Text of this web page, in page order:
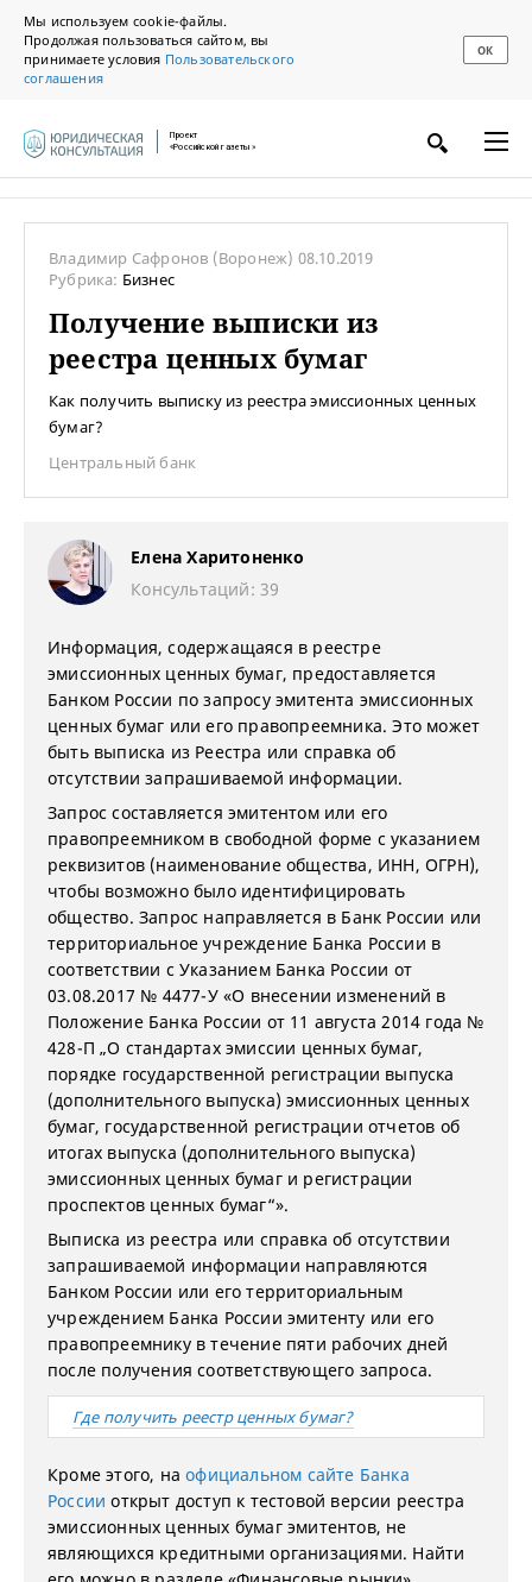
Мы используем cookie-файлы.
Продолжая пользоваться сайтом, вы
принимаете условия Пользовательского
соглашения
ОК
Проект
«Российской газеты»
Владимир Сафронов (Воронеж) 08.10.2019
Рубрика: Бизнес
Получение выписки из
реестра ценных бумаг
Как получить выписку из реестра эмиссионных ценных
бумаг?
Центральный банк
Елена Харитоненко
Консультаций: 39
Информация, содержащаяся в реестре
эмиссионных ценных бумаг, предоставляется
Банком России по запросу эмитента эмиссионных
ценных бумаг или его правопреемника. Это может
быть выписка из Реестра или справка об
отсутствии запрашиваемой информации.
Запрос составляется эмитентом или его
правопреемником в свободной форме с указанием
реквизитов (наименование общества, ИНН, ОГРН),
чтобы возможно было идентифицировать
общество. Запрос направляется в Банк России или
территориальное учреждение Банка России в
соответствии с Указанием Банка России от
03.08.2017 № 4477-У «О внесении изменений в
Положение Банка России от 11 августа 2014 года №
428-П „О стандартах эмиссии ценных бумаг,
порядке государственной регистрации выпуска
(дополнительного выпуска) эмиссионных ценных
бумаг, государственной регистрации отчетов об
итогах выпуска (дополнительного выпуска)
эмиссионных ценных бумаг и регистрации
проспектов ценных бумаг“».
Выписка из реестра или справка об отсутствии
запрашиваемой информации направляются
Банком России или его территориальным
учреждением Банка России эмитенту или его
правопреемнику в течение пяти рабочих дней
после получения соответствующего запроса.
Где получить реестр ценных бумаг?
Кроме этого, наофициальном сайте Банка
России открыт доступ к тестовой версии реестра
эмиссионных ценных бумаг эмитентов, не
являющихся кредитными организациями. Найти